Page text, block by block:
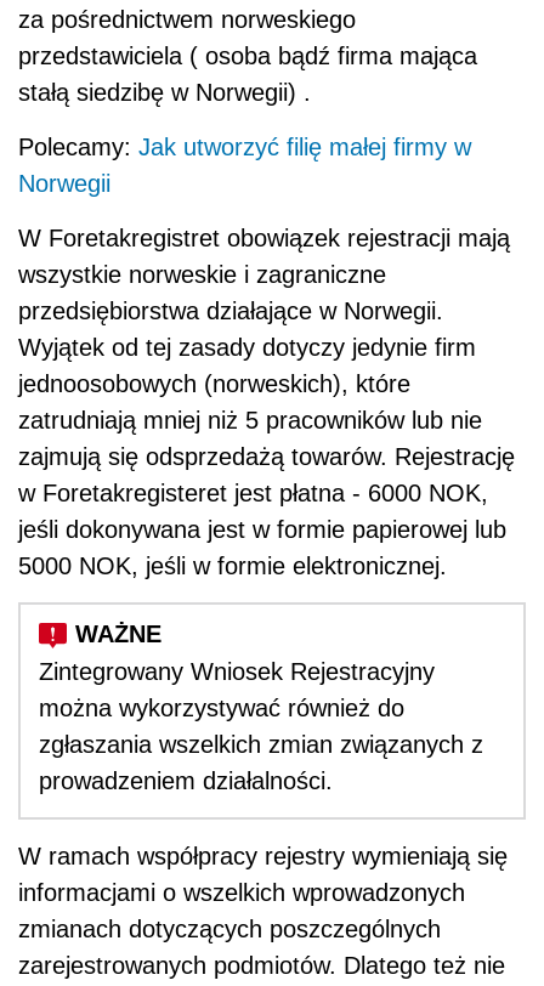
za pośrednictwem norweskiego
przedstawiciela ( osoba bądź firma mająca
stałą siedzibę w Norwegii) .
Polecamy: Jak utworzyć filię małej firmy w
Norwegii
W Foretakregistret obowiązek rejestracji mają
wszystkie norweskie i zagraniczne
przedsiębiorstwa działające w Norwegii.
Wyjątek od tej zasady dotyczy jedynie firm
jednoosobowych (norweskich), które
zatrudniają mniej niż 5 pracowników lub nie
zajmują się odsprzedażą towarów. Rejestrację
w Foretakregisteret jest płatna - 6000 NOK,
jeśli dokonywana jest w formie papierowej lub
5000 NOK, jeśli w formie elektronicznej.
Zintegrowany Wniosek Rejestracyjny
można wykorzystywać również do
zgłaszania wszelkich zmian związanych z
prowadzeniem działalności.
W ramach współpracy rejestry wymieniają się
informacjami o wszelkich wprowadzonych
zmianach dotyczących poszczególnych
zarejestrowanych podmiotów. Dlatego też nie